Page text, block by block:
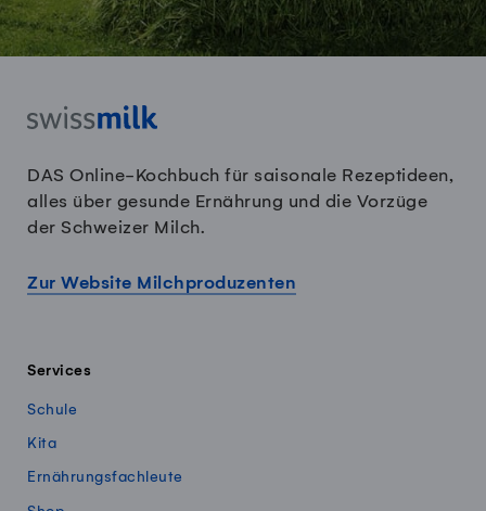
DAS Online-Kochbuch für saisonale Rezeptideen,
alles über gesunde Ernährung und die Vorzüge
der Schweizer Milch.
Zur Website Milchproduzenten
Services
Schule
Kita
Ernährungsfachleute